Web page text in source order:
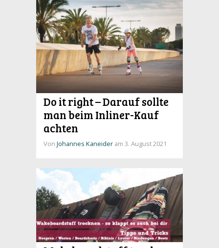
Do it right – Darauf sollte
man beim Inliner-Kauf
achten
Von Johannes Kaneider am 3. August 2021